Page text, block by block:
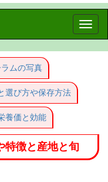
Toggle
ラムの写真
選び方や保存方法
養価と効能
特徴と産地と旬